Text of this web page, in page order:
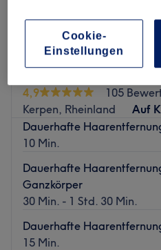
4,9
105
Kerpen, Rheinland
Auf
Dauerhafte
10 Min.
Dauerhafte
Ganzkörper
30 Min. - 1 Std. 30 Min.
Dauerhafte
15 Min.
Cookie-
Einstellungen